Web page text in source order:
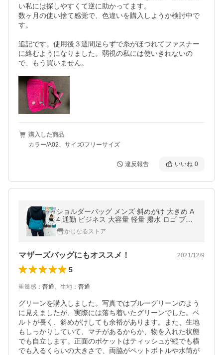
い私には探しやすくて逆に助かってます。
数ヶ月の使い捨て感覚で、色違いを購入しようか検討中で
す。
追記です。使用後３週間足らずで糸がほつれてファスナー
に絡むようになりました。弱視の私には使いきれないの
で、もう買いません。
購入した商品
カラー/A02、サイズ/フリーサイズ
違反報告 いいね 0
ショルダーバッグ メンズ 斜めがけ 大きめ A
4 通勤 ビジネス 大容量 軽量 撥水 ロゴ ブラ
ンド メッセンジャーバッグ 軽い 黒 保冷保温
アウトドア スポーツ 登山
かじなるストア
マザーズバッグにもオススメ！ 2021/12/9
5
重量感 ： 普通、 生地 ： 普通
グリーンを購入しました。写真ではブルーグリーンのよう
に見えましたが、実際には落ち着いたグリーンでした。ベ
ルトが長く、斜めがけしても余裕があります。また、生地
もしっかりしていて、マチがあるからか、物を入れた状態
でも自立します。正面のポケットはティッシュが縦でも横
でも入るくらいの大きさで、両脇がペットボトルや水筒が